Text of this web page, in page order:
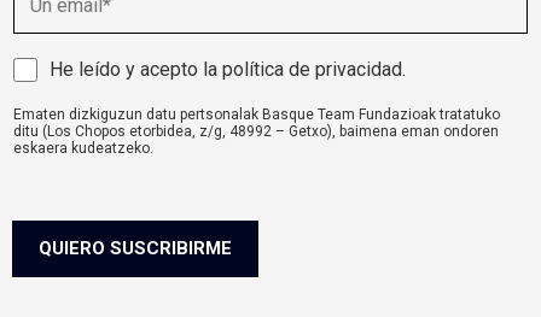
m
a
i
l
A
i
s
e
a
He leído y acepto la política de privacidad.
Ematen dizkiguzun datu pertsonalak Basque Team Fundazioak tratatuko
ditu (Los Chopos etorbidea, z/g, 48992 – Getxo), baimena eman ondoren
eskaera kudeatzeko.
QUIERO SUSCRIBIRME